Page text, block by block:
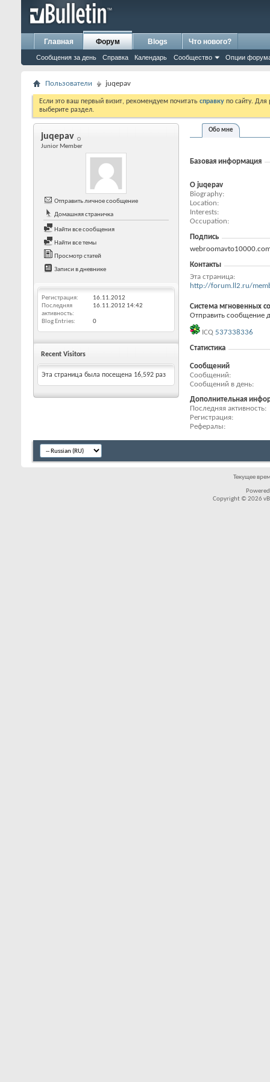
Главная Форум
Сообщения за день Справка Календарь Сообщество Опции
Blogs Что нового?
Пользователи juqepav
Если это ваш первый визит, рекомендуем почитать справку по сайту.
выберите раздел.
juqepav
Junior Member
Отправить личное сообщение
Домашняя страничка
Найти все сообщения
Найти все темы
Просмотр статей
Записи в дневнике
Регистрация
16.11.2012
Последняя
активность
16.11.2012 14:42
Blog Entries 0
Recent Visitors
Эта страница была посещена 16,592 раз
Обо мне
Базовая информация
О juqepav
Biography
Location
Interests
Occupation
Подпись
Контакты
Эта страница
http://forum.ll2.ru/
Система мгновенных
Отправить сообщение
ICQ 537338336
Статистика
Сообщений
Сообщений
Сообщений в день
Дополнительная
Последняя активность
Регистрация
Рефералы
Текущее
Copyright © 2026